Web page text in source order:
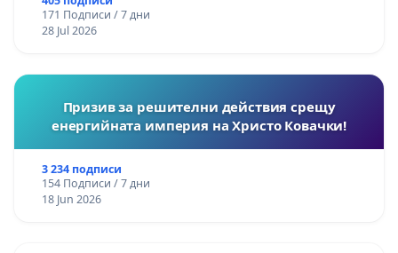
републиканския път между пътен възел АМ
„Тракия“ - гр. Ихтиман - с. Мирово - к.к.
171 Подписи / 7 дни
28 Jul 2026
Призив за решителни действия срещу
енергийната империя на Христо Ковачки!
3 234 подписи
154 Подписи / 7 дни
18 Jun 2026